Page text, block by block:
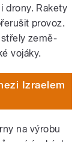
drony. Rakety
provoz.
země-
vojáky.
Izraelem
na výrobu